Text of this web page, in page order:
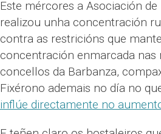
Este mércores a Asociación
realizou unha concentración
contra as restricións que
concentración enmarcada
concellos da Barbanza,
Fixérono ademais no día no
inflúe directamente no